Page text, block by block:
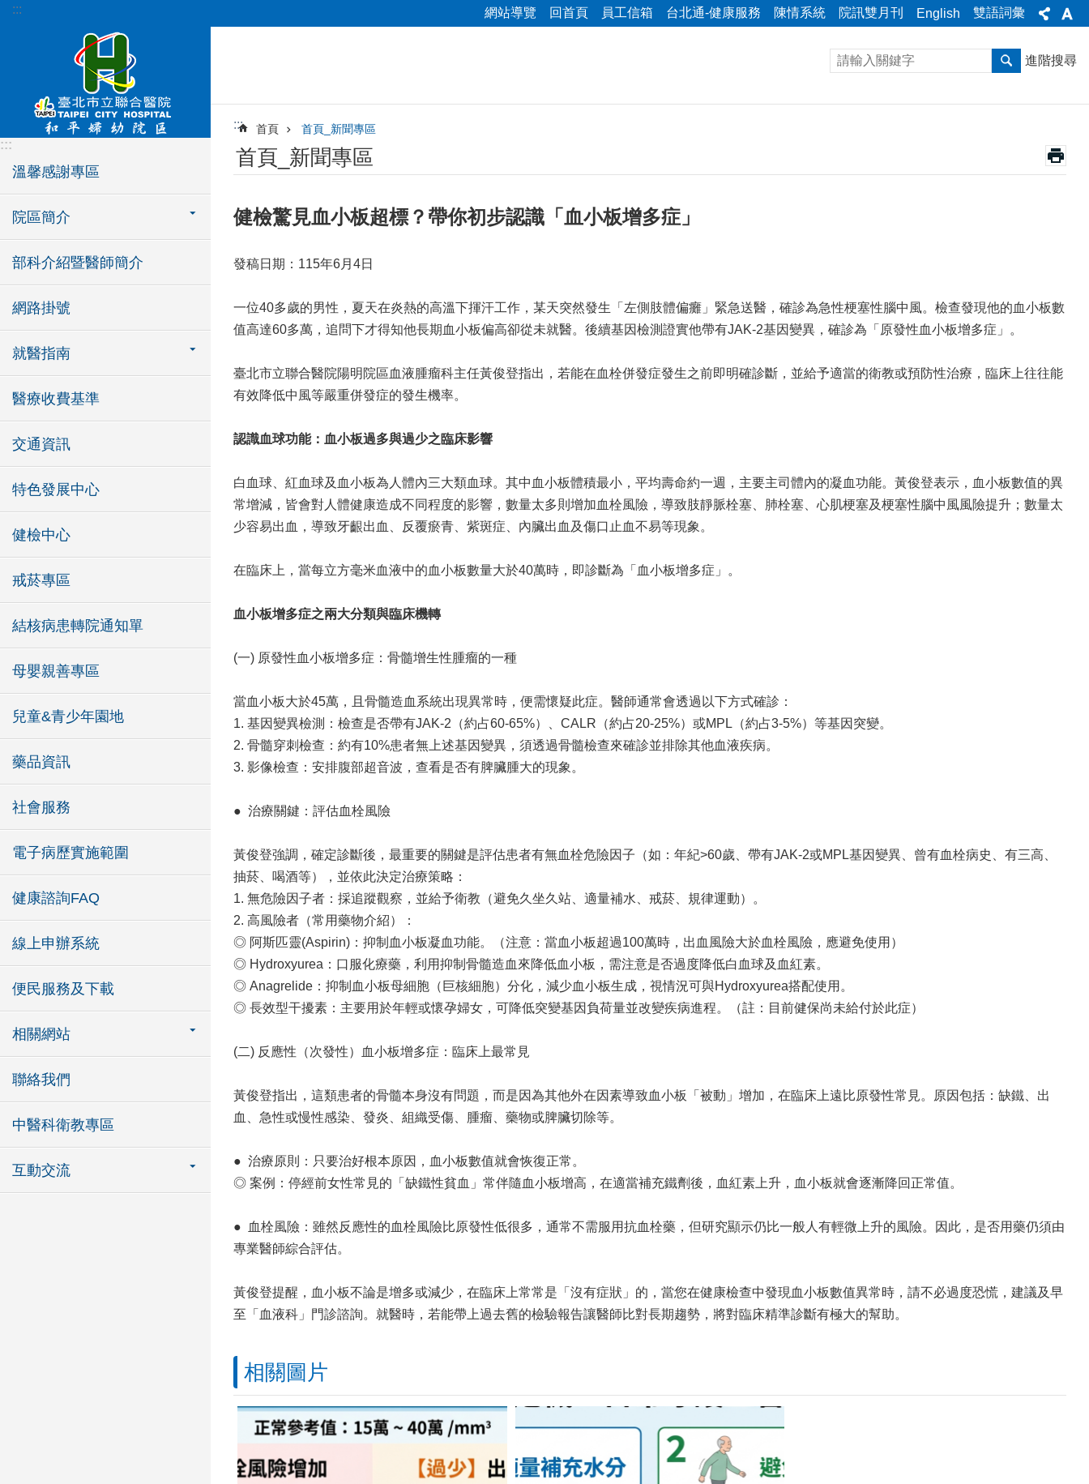
跳到主要內容區塊
::: 網站導覽 回首頁 員工信箱 台北通-健康服務 陳情系統 院訊雙月刊 English 雙語詞彙
:::
溫馨感謝專區
院區簡介
部科介紹暨醫師簡介
網路掛號
就醫指南
醫療收費基準
交通資訊
特色發展中心
健檢中心
戒菸專區
結核病患轉院通知單
母嬰親善專區
兒童&青少年園地
藥品資訊
社會服務
電子病歷實施範圍
健康諮詢FAQ
線上申辦系統
便民服務及下載
相關網站
聯絡我們
中醫科衛教專區
互動交流
進階搜尋
::: 首頁 首頁_新聞專區
首頁_新聞專區
健檢驚見血小板超標？帶你初步認識「血小板增多症」
發稿日期：115年6月4日
一位40多歲的男性，夏天在炎熱的高溫下揮汗工作，某天突然發生「左側肢體偏癱」緊急送醫，確診為急性梗塞性腦中風。檢查發現他的血小板數
值高達60多萬，追問下才得知他長期血小板偏高卻從未就醫。後續基因檢測證實他帶有JAK-2基因變異，確診為「原發性血小板增多症」。
臺北市立聯合醫院陽明院區血液腫瘤科主任黃俊登指出，若能在血栓併發症發生之前即明確診斷，並給予適當的衛教或預防性治療，臨床上往往能
有效降低中風等嚴重併發症的發生機率。
認識血球功能：血小板過多與過少之臨床影響
白血球、紅血球及血小板為人體內三大類血球。其中血小板體積最小，平均壽命約一週，主要主司體內的凝血功能。黃俊登表示，血小板數值的異
常增減，皆會對人體健康造成不同程度的影響，數量太多則增加血栓風險，導致肢靜脈栓塞、肺栓塞、心肌梗塞及梗塞性腦中風風險提升；數量太
少容易出血，導致牙齦出血、反覆瘀青、紫斑症、內臟出血及傷口止血不易等現象。
在臨床上，當每立方毫米血液中的血小板數量大於40萬時，即診斷為「血小板增多症」。
血小板增多症之兩大分類與臨床機轉
(一) 原發性血小板增多症：骨髓增生性腫瘤的一種
當血小板大於45萬，且骨髓造血系統出現異常時，便需懷疑此症。醫師通常會透過以下方式確診：
1. 基因變異檢測：檢查是否帶有JAK-2（約占60-65%）、CALR（約占20-25%）或MPL（約占3-5%）等基因突變。
2. 骨髓穿刺檢查：約有10%患者無上述基因變異，須透過骨髓檢查來確診並排除其他血液疾病。
3. 影像檢查：安排腹部超音波，查看是否有脾臟腫大的現象。
● 治療關鍵：評估血栓風險
黃俊登強調，確定診斷後，最重要的關鍵是評估患者有無血栓危險因子（如：年紀>60歲、帶有JAK-2或MPL基因變異、曾有血栓病史、有三高、
抽菸、喝酒等），並依此決定治療策略：
1. 無危險因子者：採追蹤觀察，並給予衛教（避免久坐久站、適量補水、戒菸、規律運動）。
2. 高風險者（常用藥物介紹）：
◎ 阿斯匹靈(Aspirin)：抑制血小板凝血功能。（注意：當血小板超過100萬時，出血風險大於血栓風險，應避免使用）
◎ Hydroxyurea：口服化療藥，利用抑制骨髓造血來降低血小板，需注意是否過度降低白血球及血紅素。
◎ Anagrelide：抑制血小板母細胞（巨核細胞）分化，減少血小板生成，視情況可與Hydroxyurea搭配使用。
◎ 長效型干擾素：主要用於年輕或懷孕婦女，可降低突變基因負荷量並改變疾病進程。（註：目前健保尚未給付於此症）
(二) 反應性（次發性）血小板增多症：臨床上最常見
黃俊登指出，這類患者的骨髓本身沒有問題，而是因為其他外在因素導致血小板「被動」增加，在臨床上遠比原發性常見。原因包括：缺鐵、出
血、急性或慢性感染、發炎、組織受傷、腫瘤、藥物或脾臟切除等。
● 治療原則：只要治好根本原因，血小板數值就會恢復正常。
◎ 案例：停經前女性常見的「缺鐵性貧血」常伴隨血小板增高，在適當補充鐵劑後，血紅素上升，血小板就會逐漸降回正常值。
● 血栓風險：雖然反應性的血栓風險比原發性低很多，通常不需服用抗血栓藥，但研究顯示仍比一般人有輕微上升的風險。因此，是否用藥仍須由
專業醫師綜合評估。
黃俊登提醒，血小板不論是增多或減少，在臨床上常常是「沒有症狀」的，當您在健康檢查中發現血小板數值異常時，請不必過度恐慌，建議及早
至「血液科」門診諮詢。就醫時，若能帶上過去舊的檢驗報告讓醫師比對長期趨勢，將對臨床精準診斷有極大的幫助。
相關圖片